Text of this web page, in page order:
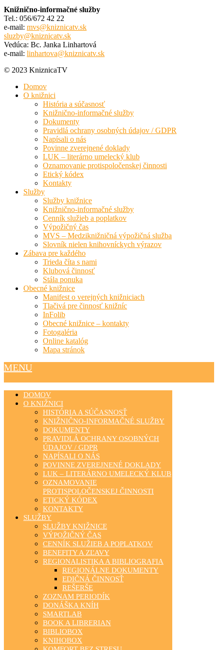
Knižnično-informačné služby
Tel.: 056/672 42 22
e-mail: mvs@kniznicatv.sk
sluzby@kniznicatv.sk
Vedúca: Bc. Janka Linhartová
e-mail: linhartova@kniznicatv.sk
© 2023 KniznicaTV
Domov
O knižnici
História a súčasnosť
Knižnično-informačné služby
Dokumenty
Pravidlá ochrany osobných údajov / GDPR
Napísali o nás
Povinne zverejnené doklady
LUK – literárno umelecký klub
Oznamovanie protispoločenskej činnosti
Etický kódex
Kontakty
Služby
Služby knižnice
Knižnično-informačné služby
Cenník služieb a poplatkov
Výpožičný čas
MVS – Medziknižničná výpožičná služba
Slovník nielen knihovníckych výrazov
Zábava pre každého
Trieda číta s nami
Klubová činnosť
Stála ponuka
Obecné knižnice
Manifest o verejných knižniciach
Tlačivá pre činnosť knižníc
InFolib
Obecné knižnice – kontakty
Fotogaléria
Online katalóg
Mapa stránok
MENU
DOMOV
O KNIŽNICI
HISTÓRIA A SÚČASNOSŤ
KNIŽNIČNO-INFORMAČNÉ SLUŽBY
DOKUMENTY
PRAVIDLÁ OCHRANY OSOBNÝCH
ÚDAJOV / GDPR
NAPÍSALI O NÁS
POVINNE ZVEREJNENÉ DOKLADY
LUK – LITERÁRNO UMELECKÝ KLUB
OZNAMOVANIE
PROTISPOLOČENSKEJ ČINNOSTI
ETICKÝ KÓDEX
KONTAKTY
SLUŽBY
SLUŽBY KNIŽNICE
VÝPOŽIČNÝ ČAS
CENNÍK SLUŽIEB A POPLATKOV
BENEFITY A ZĽAVY
REGIONALISTIKA A BIBLIOGRAFIA
REGIONÁLNE DOKUMENTY
EDIČNÁ ČINNOSŤ
REŠERŠE
ZOZNAM PERIODÍK
DONÁŠKA KNÍH
SMARTLAB
BOOK A LIBRERIAN
BIBLIOBOX
KNIHOBOX